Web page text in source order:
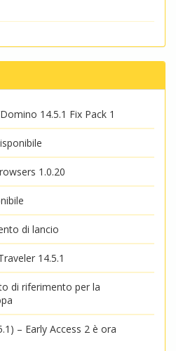
14.5.1 Fix Pack 1
1.0.20
di lancio
14.5.1
di riferimento per la
– Early Access 2 è ora